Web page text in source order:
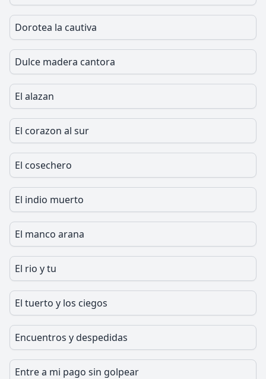
Dorotea la cautiva
Dulce madera cantora
El alazan
El corazon al sur
El cosechero
El indio muerto
El manco arana
El rio y tu
El tuerto y los ciegos
Encuentros y despedidas
Entre a mi pago sin golpear